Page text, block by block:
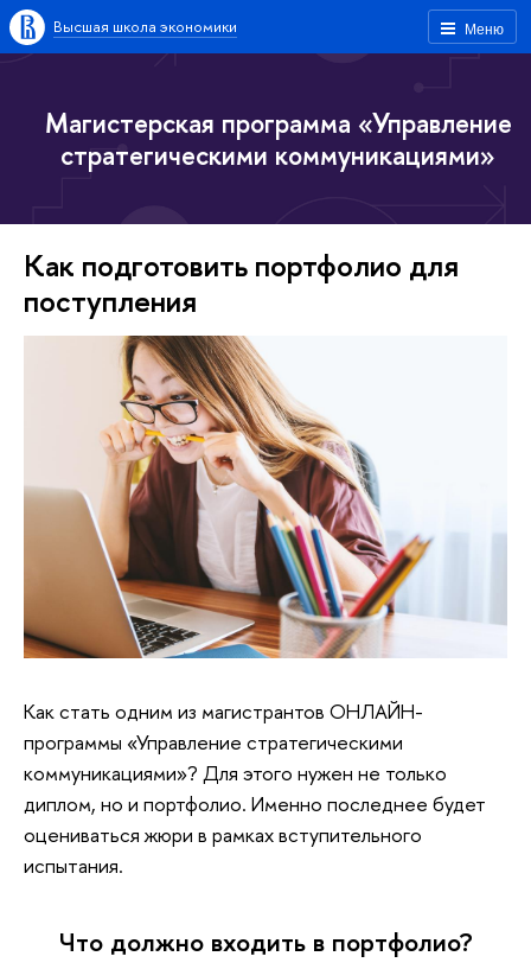
Меню
Высшая школа экономики
Магистерская программа «Управление
стратегическими коммуникациями»
Как подготовить портфолио для
поступления
Как стать одним из магистрантов ОНЛАЙН-
программы «Управление стратегическими
коммуникациями»? Для этого нужен не только
диплом, но и портфолио. Именно последнее будет
оцениваться жюри в рамках вступительного
испытания.
Что должно входить в портфолио?